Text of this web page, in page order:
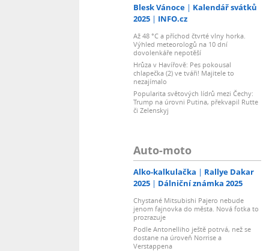
Blesk Vánoce
Kalendář svátků
2025
INFO.cz
Až 48 °C a příchod čtvrté vlny horka.
Výhled meteorologů na 10 dní
dovolenkáře nepotěší
Hrůza v Havířově: Pes pokousal
chlapečka (2) ve tváři! Majitele to
nezajímalo
Popularita světových lídrů mezi Čechy:
Trump na úrovni Putina, překvapil Rutte
či Zelenskyj
Auto-moto
Alko-kalkulačka
Rallye Dakar
2025
Dálniční známka 2025
Chystané Mitsubishi Pajero nebude
jenom fajnovka do města. Nová fotka to
prozrazuje
Podle Antonelliho ještě potrvá, než se
dostane na úroveň Norrise a
Verstappena